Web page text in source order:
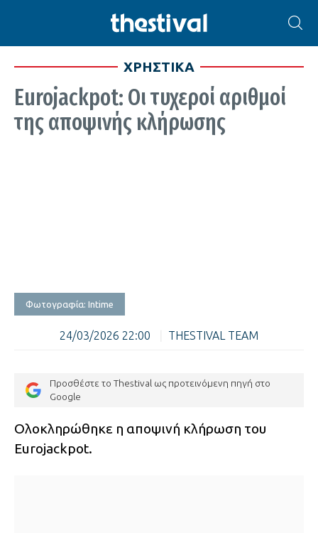
ΧΡΗΣΤΙΚΑ
Eurojackpot: Οι τυχεροί αριθμοί
της αποψινής κλήρωσης
Φωτογραφία: Intime
24/03/2026 22:00 THESTIVAL TEAM
Προσθέστε το Thestival ως προτεινόμενη πηγή στο
Google
Ολοκληρώθηκε η αποψινή κλήρωση του
Eurojackpot.